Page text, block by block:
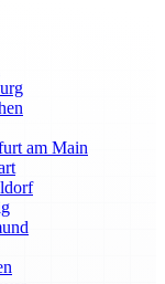
am Main